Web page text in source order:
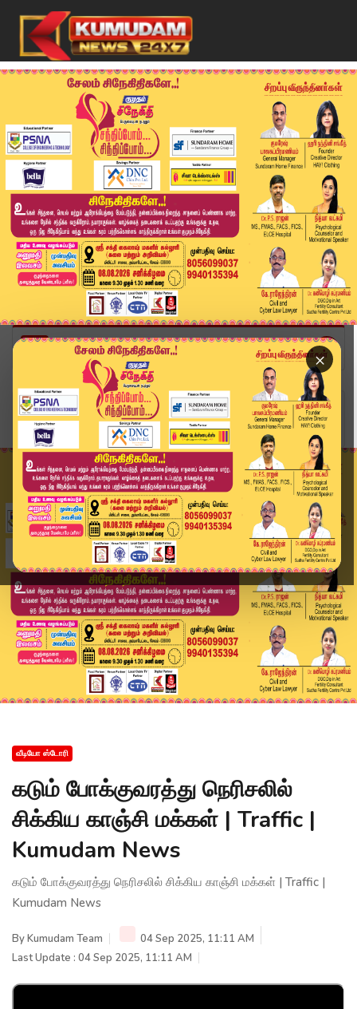
×
Home
வீடியோ ஸ்டோரி
கடும் போக்குவரத்து நெரிசலில் சிக்கிய காஞ்சி மக்...
வீடியோ ஸ்டோரி
கடும் போக்குவரத்து நெரிசலில்
சிக்கிய காஞ்சி மக்கள் | Traffic |
Kumudam News
கடும் போக்குவரத்து நெரிசலில் சிக்கிய காஞ்சி மக்கள் | Traffic |
Kumudam News
ByKumudam Team
04 Sep 2025, 11:11 AM
Last Update : 04 Sep 2025, 11:11 AM